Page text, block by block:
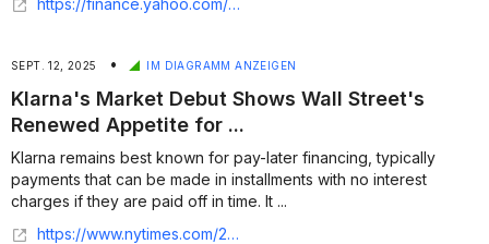
https://finance.yahoo.com/news/klarna-17-billion-ipo-just-153530675.html
SEPT. 12, 2025 • IM DIAGRAMM ANZEIGEN
Klarna's Market Debut Shows Wall Street's
Renewed Appetite for ...
Klarna remains best known for pay-later financing, typically
payments that can be made in installments with no interest
charges if they are paid off in time. It ...
https://www.nytimes.com/2025/09/11/business/dealbook/klarna-ipo-stock-market.html